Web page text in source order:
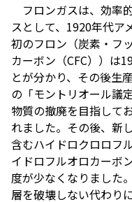
フロンガスは、効率
スとして、1920年代ア
初のフロン（炭素・フ
カーボン（CFC））は
とが分かり、その後生
の「モントリオール議
物質の撤廃を目指して
れました。その後、新
含むハイドロクロロフ
イドロフルオロカーボ
度が少なくなりました
層を破壊しない代わり